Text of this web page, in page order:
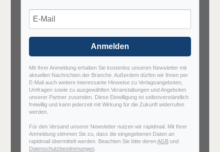
Anmelden
Mit Ihrer Anmeldung erhalten Sie kostenlos unseren Newsletter mit
aktuellen Nachrichten der Branche. Außerdem dürfen wir Ihnen per
E-Mail auch weitere interessante Hinweise zu Verlagsangeboten,
Umfragen sowie zu ausgewählten Veranstaltungen und Angeboten
unserer Partner zusenden. Diese Einwilligung ist selbstverständlich
freiwillig und kann jederzeit mit Wirkung für die Zukunft widerrufen
werden.
Für den Versand unserer Newsletter nutzen wir rapidmail. Mit Ihrer
Anmeldung stimmen Sie zu, dass die eingegebenen Daten an
rapidmail übermittelt werden. Beachten Sie bitte derenAGB und
Datenschutzbestimmungen